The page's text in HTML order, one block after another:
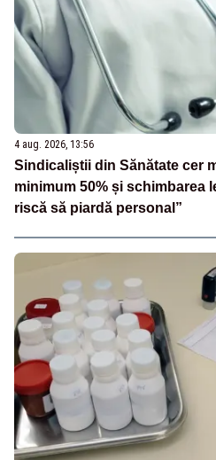
4 aug. 2026, 13:56
Sindicaliștii din Sănătate cer
minimum 50% și schimbarea
riscă să piardă personal”